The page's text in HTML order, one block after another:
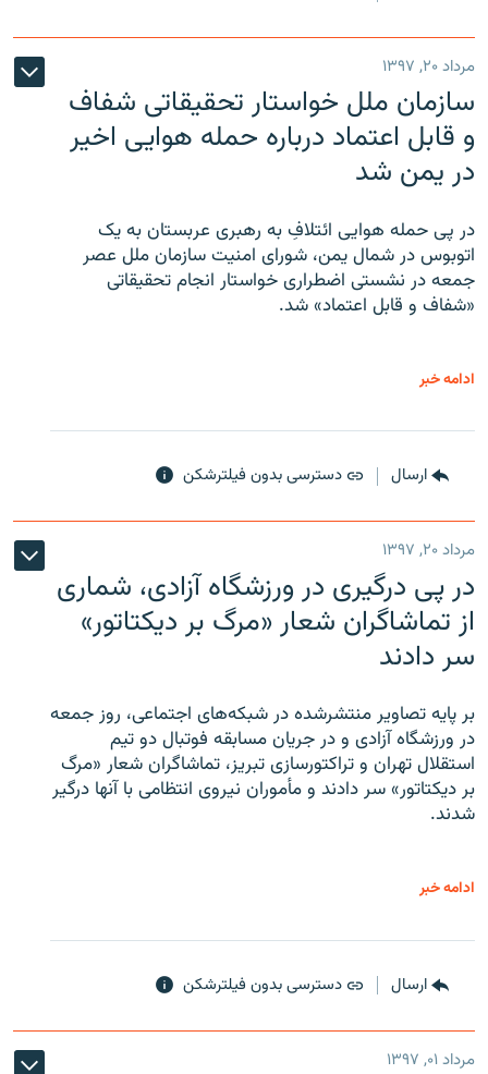
مرداد ۲۰, ۱۳۹۷
سازمان ملل خواستار تحقیقاتی شفاف
و قابل اعتماد درباره حمله هوایی اخیر
در یمن شد
در پی حمله هوایی ائتلافِ به رهبری عربستان به یک
اتوبوس در شمال یمن، شورای امنیت سازمان ملل عصر
جمعه در نشستی اضطراری خواستار انجام تحقیقاتی
«شفاف و قابل اعتماد» شد.
ادامه خبر
ارسال دسترسی بدون فیلترشکن
مرداد ۲۰, ۱۳۹۷
در پی درگیری در ورزشگاه آزادی، شماری
از تماشاگران شعار «مرگ بر دیکتاتور»
سر دادند
بر پایه تصاویر منتشرشده در شبکه‌های اجتماعی، روز جمعه
در ورزشگاه آزادی و در جریان مسابقه فوتبال دو تیم
استقلال تهران و تراکتورسازی تبریز، تماشاگران شعار «مرگ
بر دیکتاتور» سر دادند و مأموران نیروی انتظامی با آنها درگیر
شدند.
ادامه خبر
ارسال دسترسی بدون فیلترشکن
مرداد ۰۱, ۱۳۹۷